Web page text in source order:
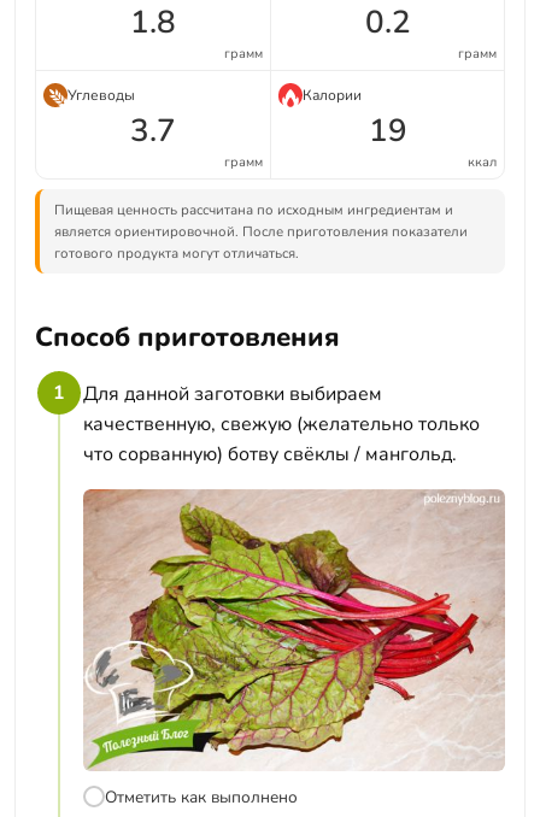
1.8
грамм
0.2
грамм
Углеводы
3.7
грамм
Калории
19
ккал
Пищевая ценность рассчитана по исходным ингредиентам и
является ориентировочной. После приготовления показатели
готового продукта могут отличаться.
Способ приготовления
1
Для данной заготовки выбираем
качественную, свежую (желательно только
что сорванную) ботву свёклы / мангольд.
Отметить как выполнено